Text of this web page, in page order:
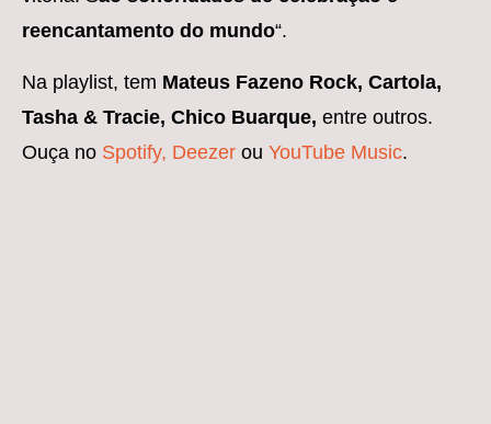
reencantamento do mundo“.
Na playlist, tem Mateus Fazeno Rock, Cartola,
Tasha & Tracie, Chico Buarque, entre outros.
Ouça no Spotify, Deezer ou YouTube Music.